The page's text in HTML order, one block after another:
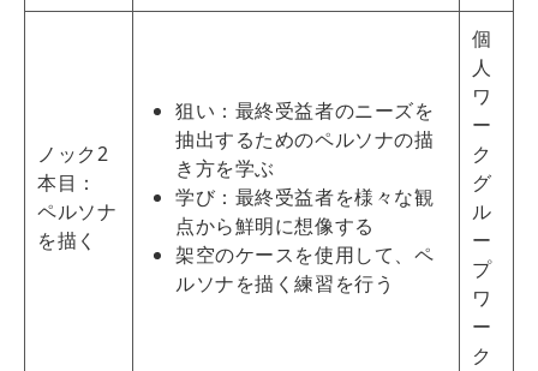
ノック2
本目：
ペルソナ
を描く
狙い：最終受益者のニーズを
抽出するためのペルソナの描
き方を学ぶ
学び：最終受益者を様々な観
点から鮮明に想像する
架空のケースを使用して、ペ
ルソナを描く練習を行う
個
人
ワ
ー
ク
グ
ル
ー
プ
ワ
ー
ク